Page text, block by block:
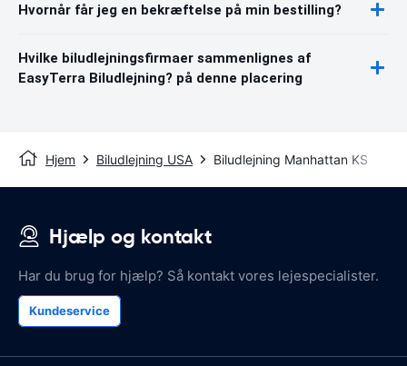
Hvornår får jeg en bekræftelse på min bestilling?
Hvilke biludlejningsfirmaer sammenlignes af
EasyTerra Biludlejning? på denne placering
Hjem Biludlejning USA Biludlejning Manhattan KS
Hjælp og kontakt
Har du brug for hjælp? Så kontakt vores lejespecialister.
Kundeservice